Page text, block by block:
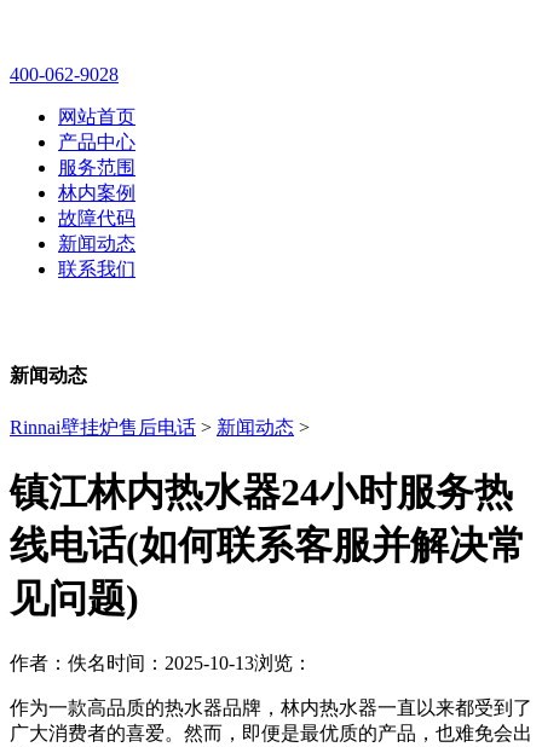
400-062-9028
网站首页
产品中心
服务范围
林内案例
故障代码
新闻动态
联系我们
新闻动态
Rinnai壁挂炉售后电话 > 新闻动态 >
镇江林内热水器24小时服务热
线电话(如何联系客服并解决常
见问题)
作者：佚名时间：2025-10-13浏览：
作为一款高品质的热水器品牌，林内热水器一直以来都受到了
广大消费者的喜爱。然而，即便是最优质的产品，也难免会出